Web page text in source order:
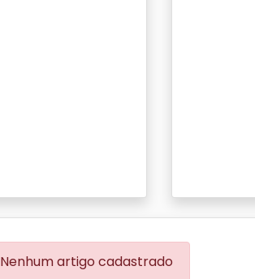
Nenhum artigo cadastrado